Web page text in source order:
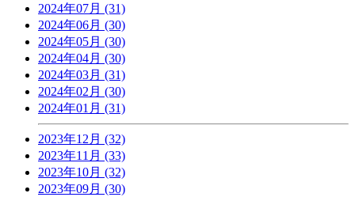
2024年07月 (31)
2024年06月 (30)
2024年05月 (30)
2024年04月 (30)
2024年03月 (31)
2024年02月 (30)
2024年01月 (31)
2023年12月 (32)
2023年11月 (33)
2023年10月 (32)
2023年09月 (30)